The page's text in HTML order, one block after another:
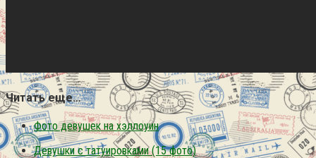
Читать еще…
Фото девушек на хэллоуин
Девушки с татуировками (15 фото)